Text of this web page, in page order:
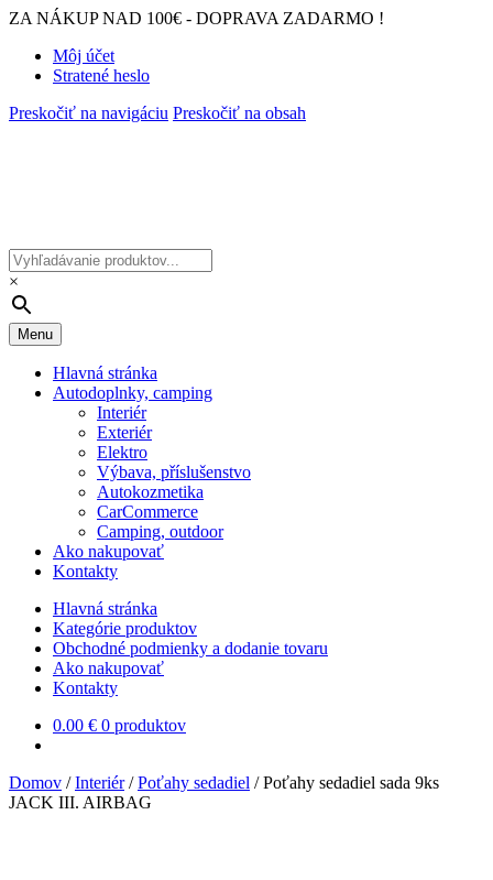
ZA NÁKUP NAD 100€ - DOPRAVA ZADARMO !
Môj účet
Stratené heslo
Preskočiť na navigáciu Preskočiť na obsah
×
Menu
Hlavná stránka
Autodoplnky, camping
Interiér
Exteriér
Elektro
Výbava, příslušenstvo
Autokozmetika
CarCommerce
Camping, outdoor
Ako nakupovať
Kontakty
Hlavná stránka
Kategórie produktov
Obchodné podmienky a dodanie tovaru
Ako nakupovať
Kontakty
0.00 € 0 produktov
Domov /Interiér/Poťahy sedadiel /Poťahy sedadiel sada 9ks
JACK III. AIRBAG